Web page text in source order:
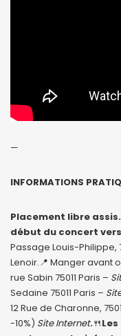
—
INFORMATIONS
Placement libre
début du concert
Passage Louis-Philippe,
Lenoir.📍 Manger avant
rue Sabin 75011 Paris –
Sedaine 75011 Paris –
12 Rue de Charonne,
-10%) Site Internet.🍴